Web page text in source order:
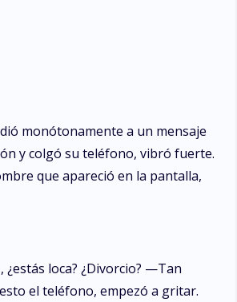
monótonamente a un mensaje
y colgó su teléfono, vibró fuerte.
que apareció en la pantalla,
loca? ¿Divorcio? —Tan
el teléfono, empezó a gritar.